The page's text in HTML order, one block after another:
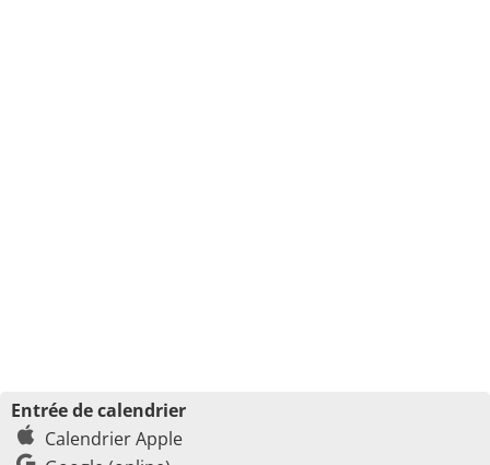
Entrée de calendrier
Calendrier Apple